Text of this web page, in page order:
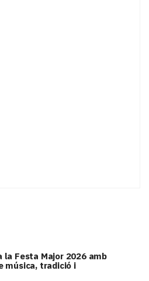
la Festa Major 2026 amb
música, tradició i